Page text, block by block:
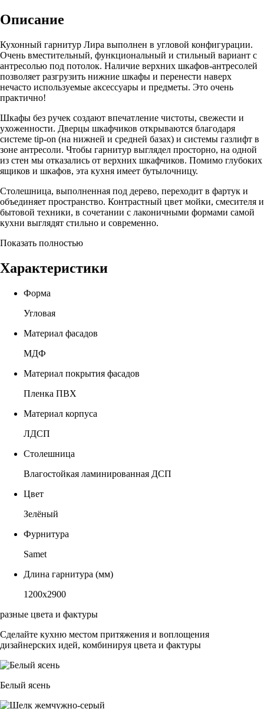
Описание
Кухонный гарнитур Лира выполнен в угловой конфигурации.
Очень вместительный, функциональный и стильный вариант с
антресолью под потолок. Наличие верхних шкафов-антресолей
позволяет разгрузить нижние шкафы и перенести наверх
нечасто используемые аксессуары и предметы. Это очень
практично!
Шкафы без ручек создают впечатление чистоты, свежести и
ухоженности. Дверцы шкафчиков открываются благодаря
системе tip-on (на нижней и средней базах) и системы газлифт в
зоне антресоли. Чтобы гарнитур выглядел просторно, на одной
из стен мы отказались от верхних шкафчиков. Помимо глубоких
ящиков и шкафов, эта кухня имеет бутылочницу.
Столешница, выполненная под дерево, переходит в фартук и
объединяет пространство. Контрастный цвет мойки, смесителя и
бытовой техники, в сочетании с лаконичными формами самой
кухни выглядят стильно и современно.
Показать полностью
Характеристики
Форма
Угловая
Материал фасадов
МДФ
Материал покрытия фасадов
Пленка ПВХ
Материал корпуса
ЛДСП
Столешница
Влагостойкая ламинированная ДСП
Цвет
Зелёный
Фурнитура
Samet
Длина гарнитура (мм)
1200х2900
разные цвета и фактуры
Сделайте кухню местом притяжения и воплощения
дизайнерских идей, комбинируя цвета и фактуры
Белый ясень